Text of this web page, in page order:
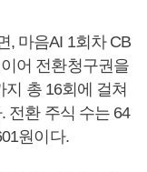
, 마음AI 1회차 CB
어 전환청구권을
총 16회에 걸쳐
전환 주식 수는 64
원이다.